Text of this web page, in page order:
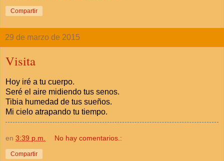
Compartir
29 de marzo de 2015
Visita
Hoy iré a tu cuerpo.
Seré el aire midiendo tus senos.
Tibia humedad de tus sueños.
Mi cielo atrapando tu tiempo.
en 3:39 p.m. No hay comentarios.:
Compartir